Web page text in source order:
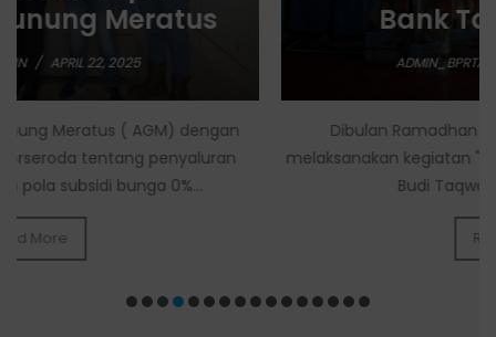
Bank Tapin Berbagi
ADMIN_BPRTAPIN
Dibulan Ramadhan Tahun ini 1446H, Bank Tapin
melaksanakan kegiatan "Berbagi Bersama" di Panti Asuhan
Budi Taqwa Kupang Kab.Tapin